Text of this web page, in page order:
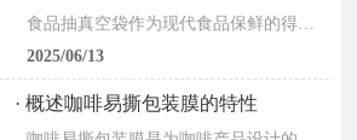
食品抽真空袋作为现代食品保鲜的得力助手，具备诸多核心功能特性。其重要特性便是强大的锁鲜能力。通过抽走袋内空气，形成近似真空的环境，有效控制微生物生长繁殖，大大延长食品的保鲜期，让肉...
2025/06/13
· 概述咖啡易撕包装膜的特性